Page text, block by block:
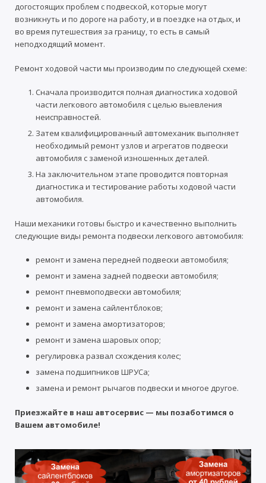
догостоящих проблем с подвеской, которые могут
возникнуть и по дороге на работу, и в поездке на отдых, и
во время путешествия за границу, то есть в самый
неподходящий момент.
Ремонт ходовой части мы производим по следующей схеме:
Сначала производится полная диагностика ходовой
части легкового автомобиля с целью выевления
неисправностей.
Затем квалифицированный автомеханик выполняет
необходимый ремонт узлов и агрегатов подвески
автомобиля с заменой изношенных деталей.
На заключительном этапе проводится повторная
диагностика и тестирование работы ходовой части
автомобиля.
Наши механики готовы быстро и качественно выполнить
следующие виды ремонта подвески легкового автомобиля:
ремонт и замена передней подвески автомобиля;
ремонт и замена задней подвески автомобиля;
ремонт пневмоподвески автомобиля;
ремонт и замена сайлентблоков;
ремонт и замена амортизаторов;
ремонт и замена шаровых опор;
регулировка развал схождения колес;
замена подшипников ШРУСа;
замена и ремонт рычагов подвески и многое другое.
Приезжайте в наш автосервис — мы позаботимся о
Вашем автомобиле!